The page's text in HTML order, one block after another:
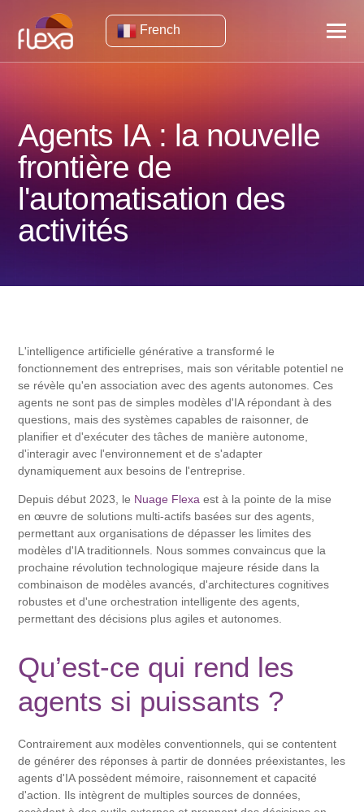
French
Agents IA : la nouvelle
frontière de
l'automatisation des
activités
L'intelligence artificielle générative a transformé le
fonctionnement des entreprises, mais son véritable potentiel ne
se révèle qu'en association avec des agents autonomes. Ces
agents ne sont pas de simples modèles d'IA répondant à des
questions, mais des systèmes capables de raisonner, de
planifier et d'exécuter des tâches de manière autonome,
d'interagir avec l'environnement et de s'adapter
dynamiquement aux besoins de l'entreprise.
Depuis début 2023, le Nuage Flexa est à la pointe de la mise
en œuvre de solutions multi-actifs basées sur des agents,
permettant aux organisations de dépasser les limites des
modèles d'IA traditionnels. Nous sommes convaincus que la
prochaine révolution technologique majeure réside dans la
combinaison de modèles avancés, d'architectures cognitives
robustes et d'une orchestration intelligente des agents,
permettant des décisions plus agiles et autonomes.
Qu’est-ce qui rend les
agents si puissants ?
Contrairement aux modèles conventionnels, qui se contentent
de générer des réponses à partir de données préexistantes, les
agents d'IA possèdent mémoire, raisonnement et capacité
d'action. Ils intègrent de multiples sources de données,